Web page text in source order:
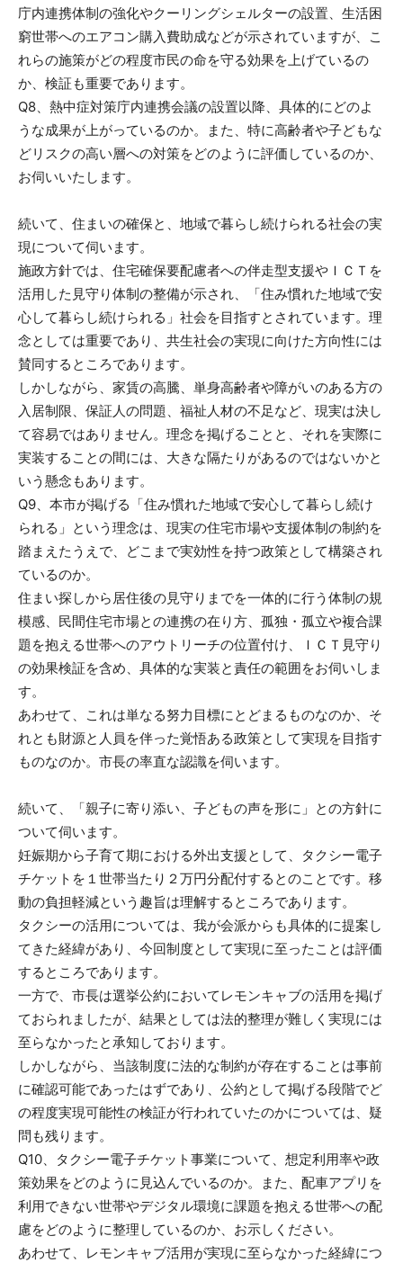
庁内連携体制の強化やクーリングシェルターの設置、生活困
窮世帯へのエアコン購入費助成などが示されていますが、こ
れらの施策がどの程度市民の命を守る効果を上げているの
か、検証も重要であります。
Q8、熱中症対策庁内連携会議の設置以降、具体的にどのよ
うな成果が上がっているのか。また、特に高齢者や子どもな
どリスクの高い層への対策をどのように評価しているのか、
お伺いいたします。
続いて、住まいの確保と、地域で暮らし続けられる社会の実
現について伺います。
施政方針では、住宅確保要配慮者への伴走型支援やＩＣＴを
活用した見守り体制の整備が示され、「住み慣れた地域で安
心して暮らし続けられる」社会を目指すとされています。理
念としては重要であり、共生社会の実現に向けた方向性には
賛同するところであります。
しかしながら、家賃の高騰、単身高齢者や障がいのある方の
入居制限、保証人の問題、福祉人材の不足など、現実は決し
て容易ではありません。理念を掲げることと、それを実際に
実装することの間には、大きな隔たりがあるのではないかと
いう懸念もあります。
Q9、本市が掲げる「住み慣れた地域で安心して暮らし続け
られる」という理念は、現実の住宅市場や支援体制の制約を
踏まえたうえで、どこまで実効性を持つ政策として構築され
ているのか。
住まい探しから居住後の見守りまでを一体的に行う体制の規
模感、民間住宅市場との連携の在り方、孤独・孤立や複合課
題を抱える世帯へのアウトリーチの位置付け、ＩＣＴ見守り
の効果検証を含め、具体的な実装と責任の範囲をお伺いしま
す。
あわせて、これは単なる努力目標にとどまるものなのか、そ
れとも財源と人員を伴った覚悟ある政策として実現を目指す
ものなのか。市長の率直な認識を伺います。
続いて、「親子に寄り添い、子どもの声を形に」との方針に
ついて伺います。
妊娠期から子育て期における外出支援として、タクシー電子
チケットを１世帯当たり２万円分配付するとのことです。移
動の負担軽減という趣旨は理解するところであります。
タクシーの活用については、我が会派からも具体的に提案し
てきた経緯があり、今回制度として実現に至ったことは評価
するところであります。
一方で、市長は選挙公約においてレモンキャブの活用を掲げ
ておられましたが、結果としては法的整理が難しく実現には
至らなかったと承知しております。
しかしながら、当該制度に法的な制約が存在することは事前
に確認可能であったはずであり、公約として掲げる段階でど
の程度実現可能性の検証が行われていたのかについては、疑
問も残ります。
Q10、タクシー電子チケット事業について、想定利用率や政
策効果をどのように見込んでいるのか。また、配車アプリを
利用できない世帯やデジタル環境に課題を抱える世帯への配
慮をどのように整理しているのか、お示しください。
あわせて、レモンキャブ活用が実現に至らなかった経緯につ